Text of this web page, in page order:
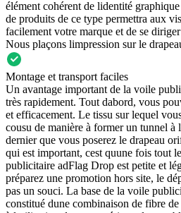
élément cohérent de lidentité
de produits de ce type permettra aux
facilement votre marque et de se
Nous plaçons limpression sur le
Montage et transport faciles
Un avantage important de la voile
très rapidement. Tout dabord, vous
et efficacement. Le tissu sur lequel
cousu de manière à former un tunnel à
dernier que vous poserez le drapeau
qui est important, cest quune fois tout
publicitaire adFlag Drop est petite et
préparez une promotion hors site, le
pas un souci. La base de la voile
constitué dune combinaison de fibre